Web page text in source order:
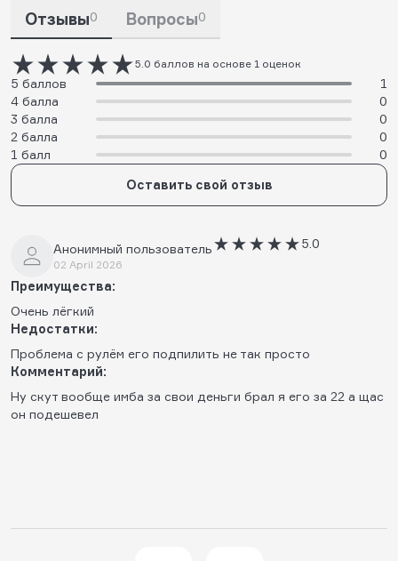
Отзывы0 Вопросы0
5.0 баллов на основе 1 оценок
5 баллов
1
4 балла
0
3 балла
0
2 балла
0
1 балл
0
Оставить свой отзыв
Анонимный пользователь
02 April 2026
5.0
Преимущества:
Очень лёгкий
Недостатки:
Проблема с рулём его подпилить не так просто
Комментарий:
Ну скут вообще имба за свои деньги брал я его за 22 а щас
он подешевел